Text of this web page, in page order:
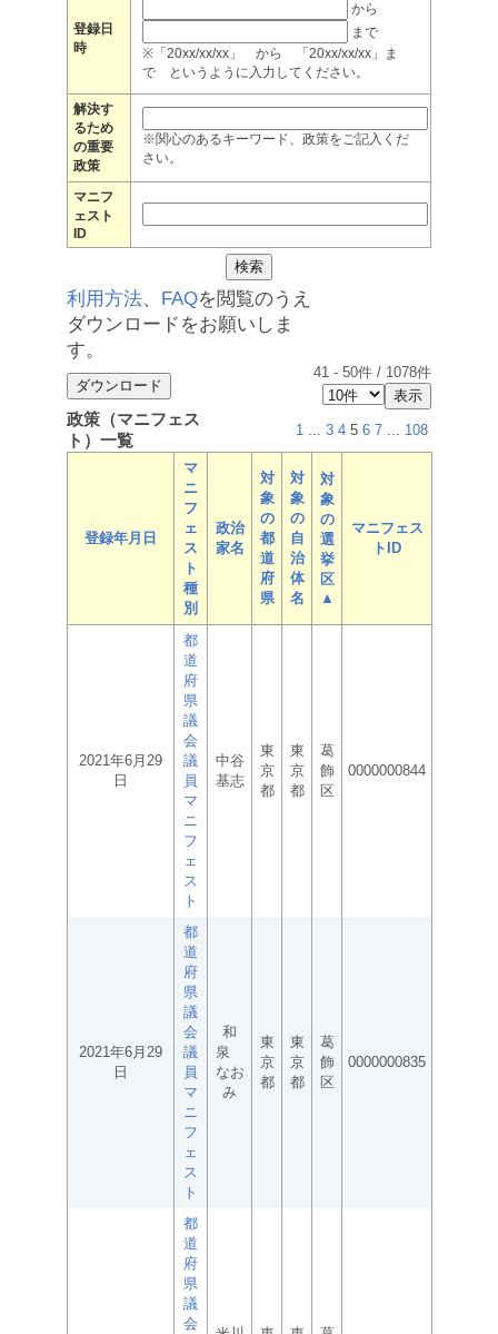
登録日
時
から
まで
※「20xx/xx/xx」 から 「20xx/xx/xx」ま
で というように入力してください。
解決す
るため
の重要
政策
※関心のあるキーワード、政策をご記入くだ
さい。
マニフ
ェスト
ID
利用方法、 FAQを閲覧のうえ
ダウンロードをお願いしま
す。
41 - 50件 / 1078件
政策（マニフェス
ト）一覧
1 ... 3 4 5 6 7 ... 108
登録年月日
マ
ニ
フ
ェ
ス
ト
種
別
政治
家名
対
象
の
都
道
府
県
対
象
の
自
治
体
名
対
象
の
選
挙
区
▲
マニフェス
トID
2021年6月29
日
都
道
府
県
議
会
議
員
マ
ニ
フ
ェ
ス
ト
中谷
基志
東
京
都
東
京
都
葛
飾
区
0000000844
2021年6月29
日
都
道
府
県
議
会
議
員
マ
ニ
フ
ェ
ス
ト
和
泉
なお
み
東
京
都
東
京
都
葛
飾
区
0000000835
都
道
府
県
議
会